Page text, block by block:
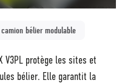
bélier modulable
V3PL protège les sites et
bélier. Elle garantit la